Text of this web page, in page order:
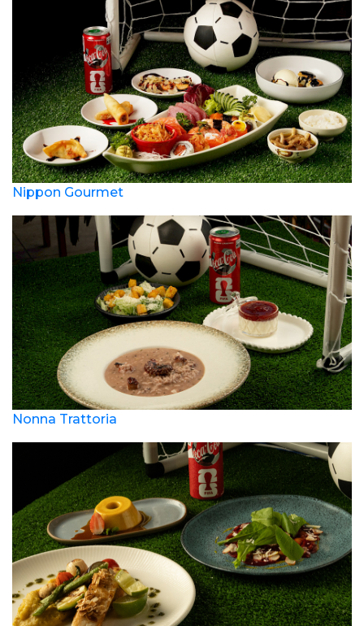
Nippon Gourmet
Nonna Trattoria